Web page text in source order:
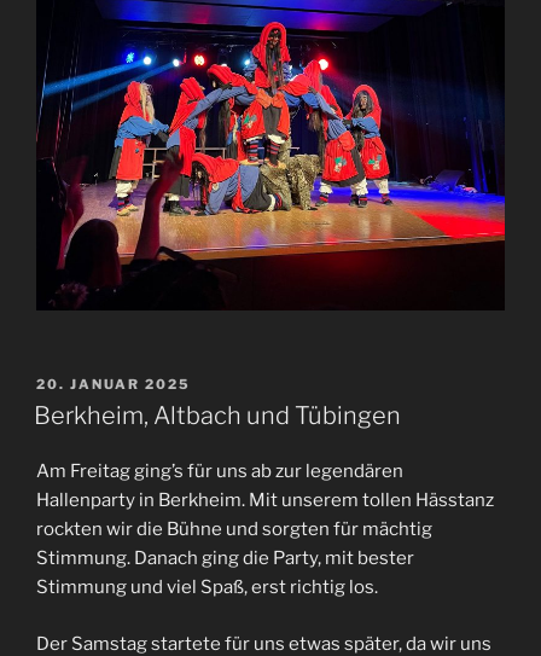
VERÖFFENTLICHT
AM
20. JANUAR 2025
Berkheim, Altbach und Tübingen
Am Freitag ging’s für uns ab zur legendären
Hallenparty in Berkheim. Mit unserem tollen Hässtanz
rockten wir die Bühne und sorgten für mächtig
Stimmung. Danach ging die Party, mit bester
Stimmung und viel Spaß, erst richtig los.
Der Samstag startete für uns etwas später, da wir uns